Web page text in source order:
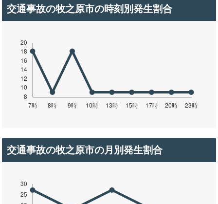
交通事故の牧之原市の時刻別発生割合
交通事故の牧之原市の月別発生割合